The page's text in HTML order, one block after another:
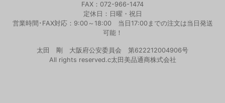
FAX：072-966-1474
定休日：日曜・祝日
営業時間･FAX対応：9:00～18:00 当日17:00までの注文は当日発送
可能！
太田 剛 大阪府公安委員会 第622212004906号
All rights reserved.c太田美品通商株式会社